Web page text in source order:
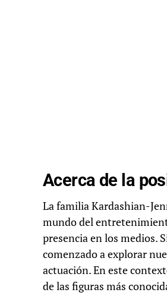
Acerca de la
La familia Kardashian-
mundo del
presencia en los medios.
comenzado a explorar
actuación. En este
de las figuras más